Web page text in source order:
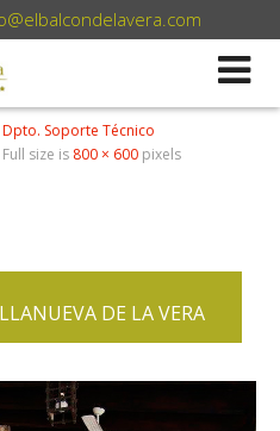
Soporte Técnico
size is 800 × 600 pixels
DE LA VERA